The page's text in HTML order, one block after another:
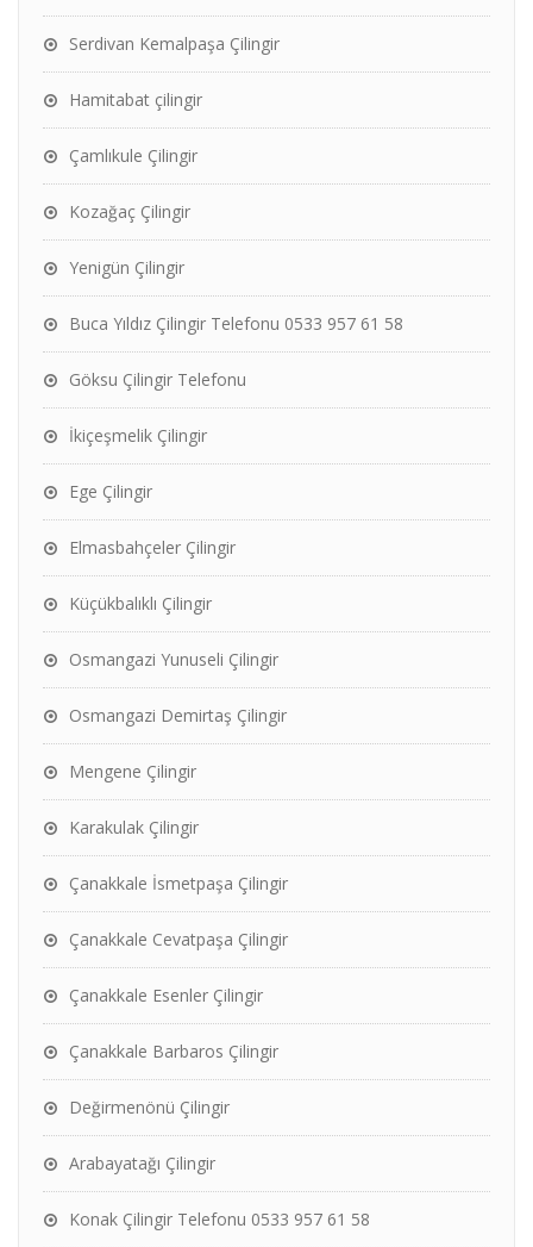
Serdivan Kemalpaşa Çilingir
Hamitabat çilingir
Çamlıkule Çilingir
Kozağaç Çilingir
Yenigün Çilingir
Buca Yıldız Çilingir Telefonu 0533 957 61 58
Göksu Çilingir Telefonu
İkiçeşmelik Çilingir
Ege Çilingir
Elmasbahçeler Çilingir
Küçükbalıklı Çilingir
Osmangazi Yunuseli Çilingir
Osmangazi Demirtaş Çilingir
Mengene Çilingir
Karakulak Çilingir
Çanakkale İsmetpaşa Çilingir
Çanakkale Cevatpaşa Çilingir
Çanakkale Esenler Çilingir
Çanakkale Barbaros Çilingir
Değirmenönü Çilingir
Arabayatağı Çilingir
Konak Çilingir Telefonu 0533 957 61 58